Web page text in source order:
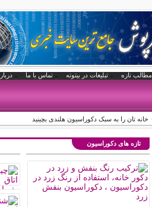
مطالب تازه تبلیغات در بیتوته تماس با ما
خانه تان را به سبک دکوراسیون هلندی بچینید
تازه های دکوراسیون